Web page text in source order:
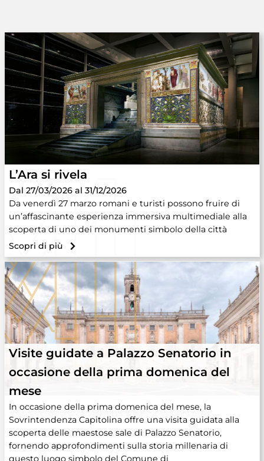
L’Ara si rivela
Dal 27/03/2026 al 31/12/2026
Da venerdì 27 marzo romani e turisti possono fruire di
un’affascinante esperienza immersiva multimediale alla
scoperta di uno dei monumenti simbolo della città
Scopri di più
Visite guidate a Palazzo Senatorio in
occasione della prima domenica del
mese
In occasione della prima domenica del mese, la
Sovrintendenza Capitolina offre una visita guidata alla
scoperta delle maestose sale di Palazzo Senatorio,
fornendo approfondimenti sulla storia millenaria di
questo luogo simbolo del Comune di